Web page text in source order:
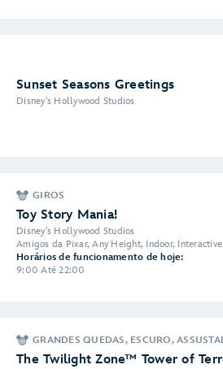
Sunset Seasons Greetings
Disney's Hollywood Studios
GIROS
Toy Story Mania!
Disney's Hollywood Studios
Amigos da Pixar, Any Height, Indoor,
Horários de funcionamento de hoje:
9:00 Até 22:00
GRANDES QUEDAS, ESCURO,
The Twilight Zone™ Tower of